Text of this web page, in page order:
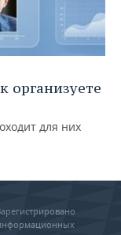
организуете
для них